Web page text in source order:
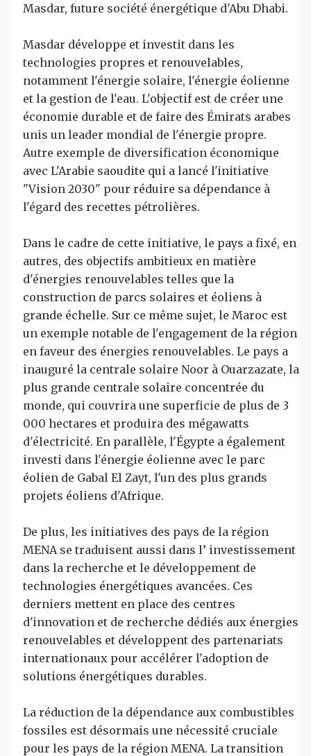
Masdar, future société énergétique d'Abu Dhabi.
Masdar développe et investit dans les
technologies propres et renouvelables,
notamment l'énergie solaire, l'énergie éolienne
et la gestion de l'eau. L'objectif est de créer une
économie durable et de faire des Émirats arabes
unis un leader mondial de l'énergie propre.
Autre exemple de diversification économique
avec L'Arabie saoudite qui a lancé l'initiative
"Vision 2030" pour réduire sa dépendance à
l'égard des recettes pétrolières.
Dans le cadre de cette initiative, le pays a fixé, en
autres, des objectifs ambitieux en matière
d'énergies renouvelables telles que la
construction de parcs solaires et éoliens à
grande échelle. Sur ce même sujet, le Maroc est
un exemple notable de l'engagement de la région
en faveur des énergies renouvelables. Le pays a
inauguré la centrale solaire Noor à Ouarzazate, la
plus grande centrale solaire concentrée du
monde, qui couvrira une superficie de plus de 3
000 hectares et produira des mégawatts
d'électricité. En parallèle, l'Égypte a également
investi dans l'énergie éolienne avec le parc
éolien de Gabal El Zayt, l'un des plus grands
projets éoliens d'Afrique.
De plus, les initiatives des pays de la région
MENA se traduisent aussi dans l’ investissement
dans la recherche et le développement de
technologies énergétiques avancées. Ces
derniers mettent en place des centres
d'innovation et de recherche dédiés aux énergies
renouvelables et développent des partenariats
internationaux pour accélérer l'adoption de
solutions énergétiques durables.
La réduction de la dépendance aux combustibles
fossiles est désormais une nécessité cruciale
pour les pays de la région MENA. La transition